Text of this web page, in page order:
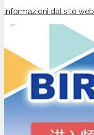
Informazioni dal sito web